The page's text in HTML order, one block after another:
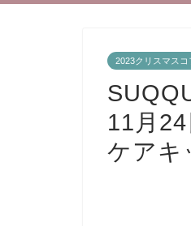
2023クリスマスコ
11月
ケアキ